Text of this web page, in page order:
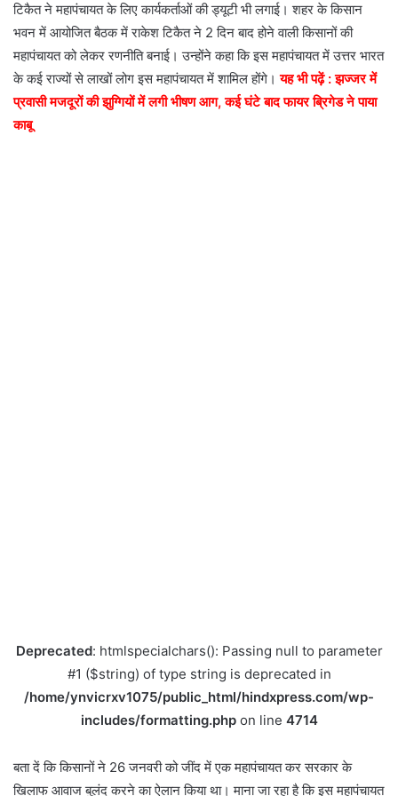
टिकैत ने महापंचायत के लिए कार्यकर्ताओं की ड्यूटी भी लगाई। शहर के किसान
भवन में आयोजित बैठक में राकेश टिकैत ने 2 दिन बाद होने वाली किसानों की
महापंचायत को लेकर रणनीति बनाई। उन्होंने कहा कि इस महापंचायत में उत्तर भारत
के कई राज्यों से लाखों लोग इस महापंचायत में शामिल होंगे।यह भी पढ़ें : झज्जर में
प्रवासी मजदूरों की झुग्गियों में लगी भीषण आग, कई घंटे बाद फायर ब्रिगेड ने पाया
काबू
Deprecated: htmlspecialchars(): Passing null to parameter
#1 ($string) of type string is deprecated in
/home/ynvicrxv1075/public_html/hindxpress.com/wp-
includes/formatting.phpon line 4714
बता दें कि किसानों ने 26 जनवरी को जींद में एक महापंचायत कर सरकार के
खिलाफ आवाज बुलंद करने का ऐलान किया था। माना जा रहा है कि इस महापंचायत